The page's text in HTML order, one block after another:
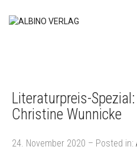
Literaturpreis-
Christine Wunnicke
24. November 2020 – Posted in: